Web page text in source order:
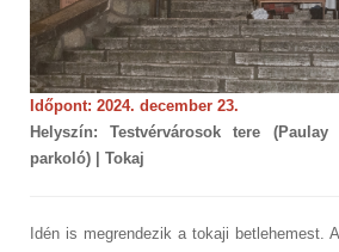
Időpont: 2024. december 23.
Helyszín: Testvérvárosok tere
parkoló) | Tokaj
Idén is megrendezik a tokaji betlehemest.